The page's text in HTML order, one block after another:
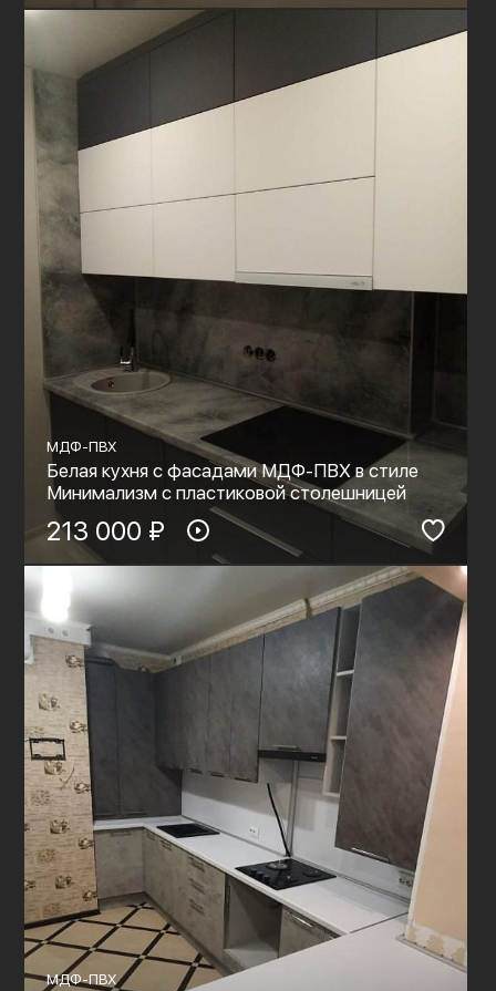
МДФ-ПВХ
Белая кухня с фасадами МДФ-ПВХ в стиле
Минимализм с пластиковой столешницей
213 000 ₽
МДФ-ПВХ